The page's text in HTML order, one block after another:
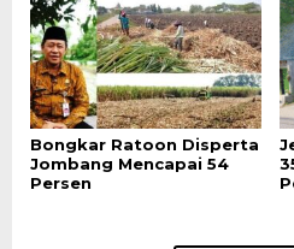
Bongkar Ratoon Disperta
Jombang Mencapai 54
Persen